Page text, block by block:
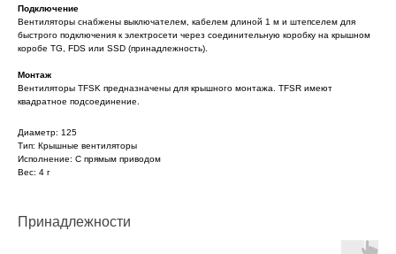
Подключение
Вентиляторы снабжены выключателем, кабелем длиной 1 м и штепселем для
быстрого подключения к электросети через соединительную коробку на крышном
коробе ТG, FDS или SSD (принадлежность).
Монтаж
Вентиляторы TFSK предназначены для крышного монтажа. TFSR имеют
квадратное подсоединение.
Диаметр: 125
Тип: Крышные вентиляторы
Исполнение: C прямым приводом
Вес: 4 г
Принадлежности